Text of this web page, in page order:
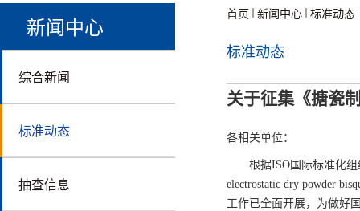
新闻中心
综合新闻
标准动态
抽查信息
首页 新闻中心 标准动态
标准动态
关于征集《搪瓷
各相关单位：
根据ISO国际标准化组
electrostatic dry powder
工作已全面开展，为做好